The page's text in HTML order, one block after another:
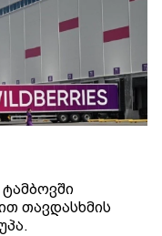
თავდასხმის